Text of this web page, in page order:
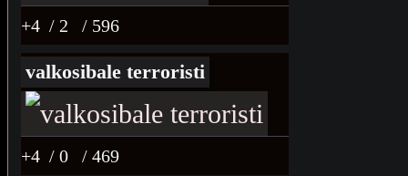
+4 / 2 / 596
valkosibale terroristi
+4 / 0 / 469